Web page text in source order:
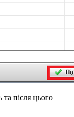
після цього